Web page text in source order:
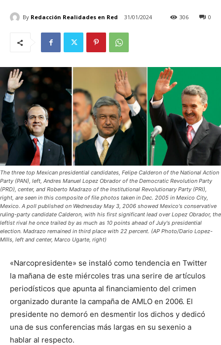
By Redacción Realidades en Red 31/01/2024 0
306
The three top Mexican presidential candidates, Felipe Calderon of the National Action
Party (PAN), left, Andres Manuel Lopez Obrador of the Democratic Revolution Party
(PRD), center, and Roberto Madrazo of the Institutional Revolutionary Party (PRI),
right, are seen in this composite of file photos taken in Dec. 2005 in Mexico City,
Mexico. A poll published on Wednesday May 3, 2006 showed Mexico's conservative
ruling-party candidate Calderon, with his first significant lead over Lopez Obrador, the
leftist rival he once trailed by as much as 10 points ahead of July's presidential
election. Madrazo remained in third place with 22 percent. (AP Photo/Dario Lopez-
MIlls, left and center, Marco Ugarte, right)
«Narcopresidente» se instaló como tendencia en Twitter
la mañana de este miércoles tras una serire de artículos
periodísticos que apunta al financiamiento del crimen
organizado durante la campaña de AMLO en 2006. El
presidente no demoró en desmentir los dichos y dedicó
una de sus conferencias más largas en su sexenio a
hablar al respecto.